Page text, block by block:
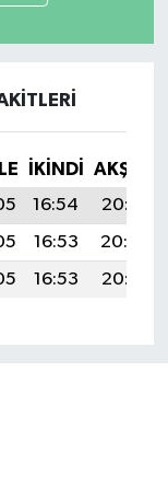
İKINDI
AKŞAM
16:54
20:05
16:53
20:04
16:53 20:02